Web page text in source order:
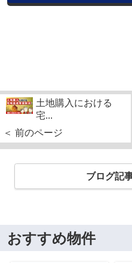
土地購入における
宅...
＜ 前のページ
ブログ記
おすすめ物件